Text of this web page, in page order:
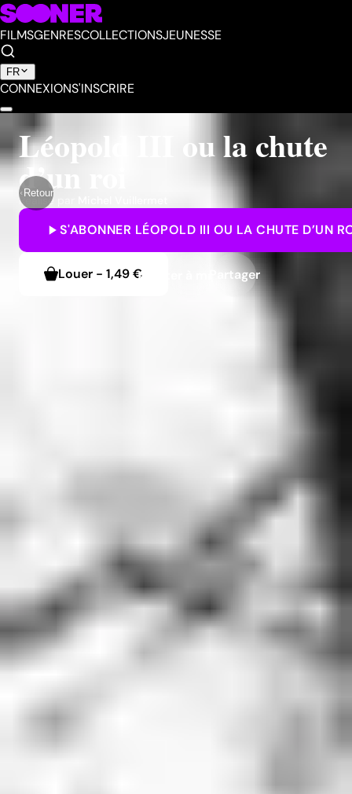
FILMSGENRESCOLLECTIONSJEUNESSE
FR
CONNEXIONS'INSCRIRE
Retour
Léopold III ou la chute
d’un roi
Réalisé par
S'ABONNER LÉOPOLD III OU LA CHUTE D’UN
Louer - 1,49 €Ajouter à ma liste
Partager